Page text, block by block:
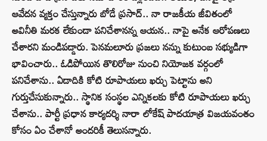
ఆవేదన వ్యక్తం చేస్తున్నారు బోడే ప్రసాద్.. నా రాజకీయ జీవితంలో
అవినీతి మరక లేకుండా పనిచేశానన్న ఆయన.. నాపై అనేక ఆరోపణలు
చేశారని మండిపడ్డారు. పెనమలూరు ప్రజలు నన్ను కుటుంబ సభ్యుడిగా
భావించారు.. ఓడిపోయిన తొలిరోజు నుంచి నియోజక వర్గంలో
పనిచేశాను.. ఏడాదికి కోటి రూపాయలు ఖర్చు పెట్టాను అని
గుర్తుచేసుకున్నారు.. స్థానిక సంస్థల ఎన్నికలకు కోటి రూపాయలు ఖర్చు
చేశాను.. పార్టీ ప్రధాన కార్యదర్శి నారా లోకేష్ పాదయాత్ర విజయవంతం
కోసం ఏం చేశానో అందరికీ తెలుసన్నారు.